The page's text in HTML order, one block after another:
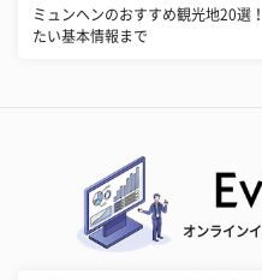
ミュンヘンのおすすめ観光地20選
たい基本情報まで
オンライン